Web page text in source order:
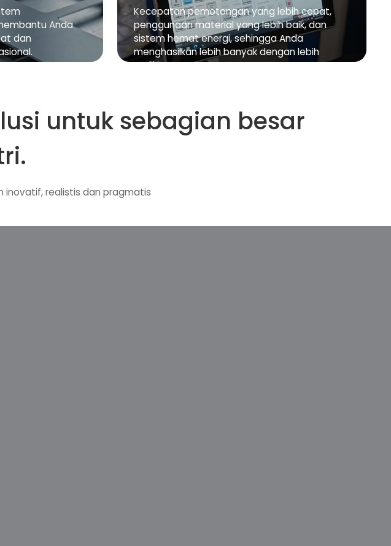
Anda
dan
Kecepatan pemotongan yang lebih cepat,
penggunaan material yang lebih baik, dan
sistem hemat energi, sehingga Anda
menghasilkan lebih banyak dengan lebih
sedikit.
untuk sebagian besar
inovatif, realistis dan pragmatis